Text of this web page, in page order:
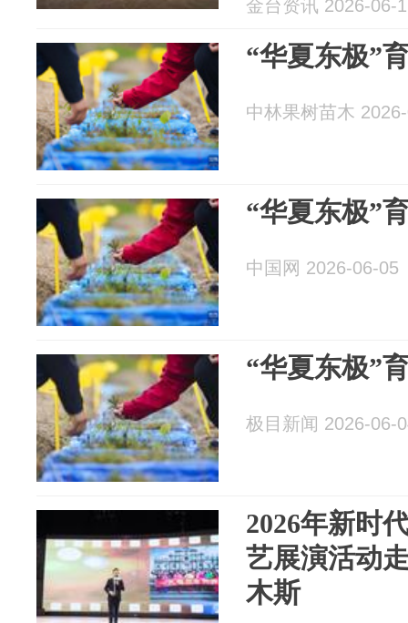
金台资讯 2026-06-
“华夏东极”
中林果树苗木
“华夏东极”
中国网 2026-06-05
“华夏东极”
极目新闻 2026-06-
2026年新时
艺展演活动
木斯